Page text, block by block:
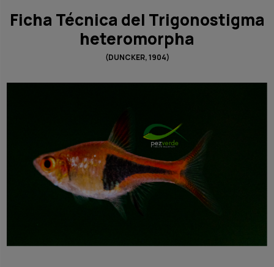
Ficha Técnica del Trigonostigma
heteromorpha
(DUNCKER, 1904)